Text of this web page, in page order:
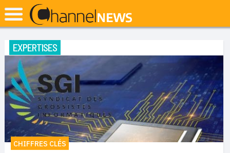
EXPERTISES
CHIFFRES CLÉS